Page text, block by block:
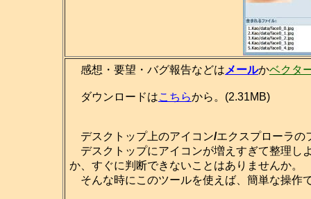
感想・要望・バグ報告などは メールかベクタ
ダウンロードはこちらから。(2.31MB)
デスクトップ上のアイコン/エクスプローラの
デスクトップにアイコンが増えすぎて整理し
か、すぐに判断できないことはありませんか。
そんな時にこのツールを使えば、簡単な操作